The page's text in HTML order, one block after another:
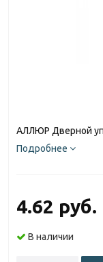
АЛЛЮР Дверной
Подробнее
4.62 руб.
В наличии